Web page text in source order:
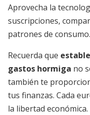
Aprovecha la
suscripciones,
patrones de consumo.
Recuerda que
gastos hormiga no
también te
tus finanzas. Cada
la libertad económica.